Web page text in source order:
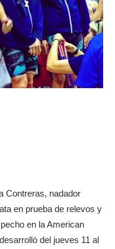
Contreras, nadador
en prueba de relevos y
en la American
del jueves 11 al